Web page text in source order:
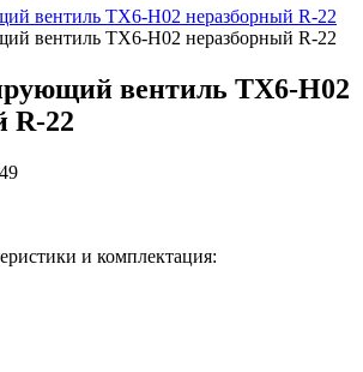
вентиль TX6-H02
R-22
и комплектация: